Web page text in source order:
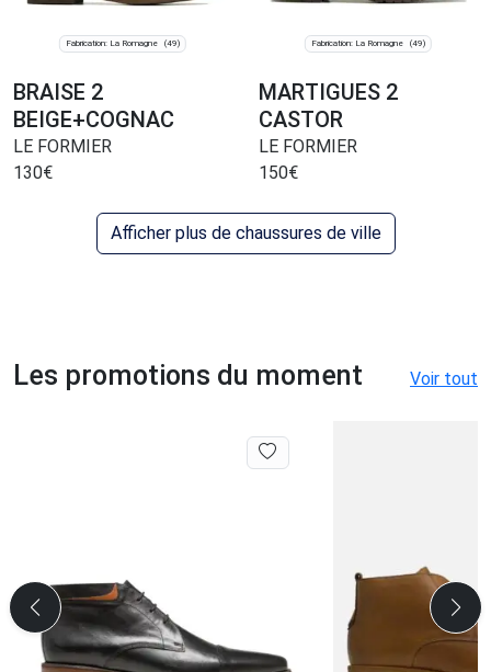
Fabrication: La Romagne (49)
BRAISE 2
BEIGE+COGNAC
LE FORMIER
130€
Fabrication: La Romagne (49)
MARTIGUES 2
CASTOR
LE FORMIER
150€
Afficher plus de chaussures de ville
Les promotions du moment Voir tout